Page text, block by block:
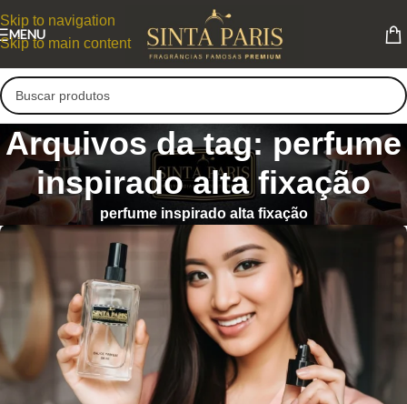
Skip to navigation
Skip to main content
MENU
Arquivos da tag: perfume
inspirado alta fixação
perfume inspirado alta fixação